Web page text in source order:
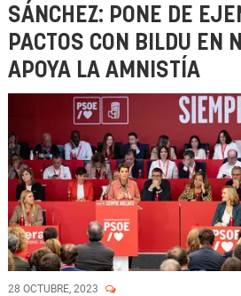
SÁNCHEZ: PONE DE
PACTOS CON BILDU EN
APOYA LA AMNISTÍA
28 OCTUBRE, 2023